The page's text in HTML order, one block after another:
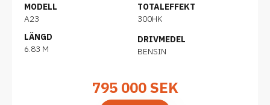
MODELL
A23
LÄNGD
6.83 M
TOTALEFFEKT
300HK
DRIVMEDEL
BENSIN
795 000SEK